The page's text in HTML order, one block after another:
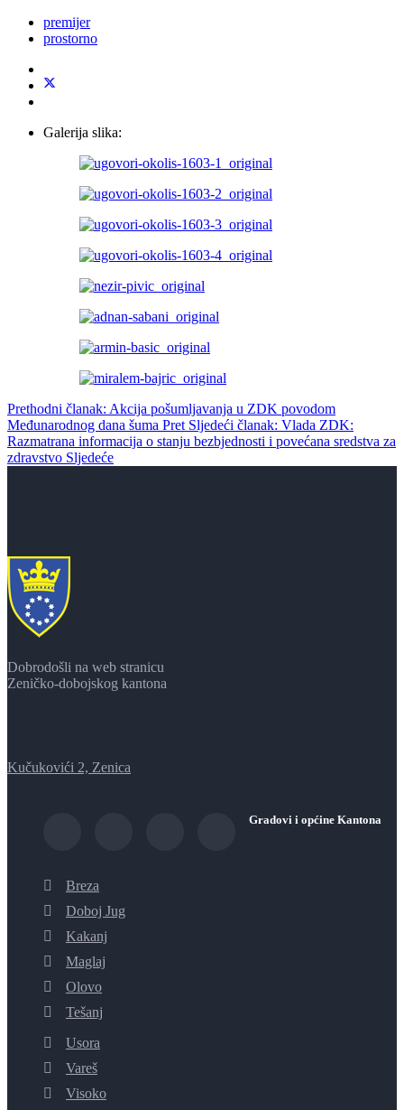
premijer
prostorno
Galerija slika:
Prethodni članak: Akcija pošumljavanja u ZDK povodom
Međunarodnog dana šuma Pret Sljedeći članak: Vlada ZDK:
Razmatrana informacija o stanju bezbjednosti i povećana sredstva za
zdravstvo Sljedeće
Dobrodošli na web stranicu
Zeničko-dobojskog kantona
Kučukovići 2, Zenica
Gradovi i općine Kantona
Breza
Doboj Jug
Kakanj
Maglaj
Olovo
Tešanj
Usora
Vareš
Visoko